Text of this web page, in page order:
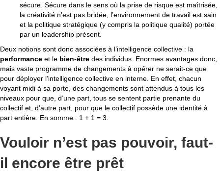
sécure. Sécure dans le sens où la prise de risque est maîtrisée,
la créativité n’est pas bridée, l’environnement de travail est sain
et la politique stratégique (y compris la politique qualité) portée
par un leadership présent.
Deux notions sont donc associées à l’intelligence collective : la
performance et le bien-être des individus. Enormes avantages donc,
mais vaste programme de changements à opérer ne serait-ce que
pour déployer l’intelligence collective en interne. En effet, chacun
voyant midi à sa porte, des changements sont attendus à tous les
niveaux pour que, d’une part, tous se sentent partie prenante du
collectif et, d’autre part, pour que le collectif possède une identité à
part entière. En somme : 1 + 1 = 3.
Vouloir n’est pas pouvoir, faut-
il encore être prêt